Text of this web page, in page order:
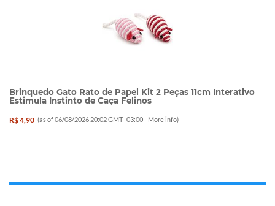
Brinquedo Gato Rato de Papel Kit 2 Peças 11cm Interativo
Estimula Instinto de Caça Felinos
R$ 4,90 (as of 06/08/2026 20:02 GMT -03:00 - More info)